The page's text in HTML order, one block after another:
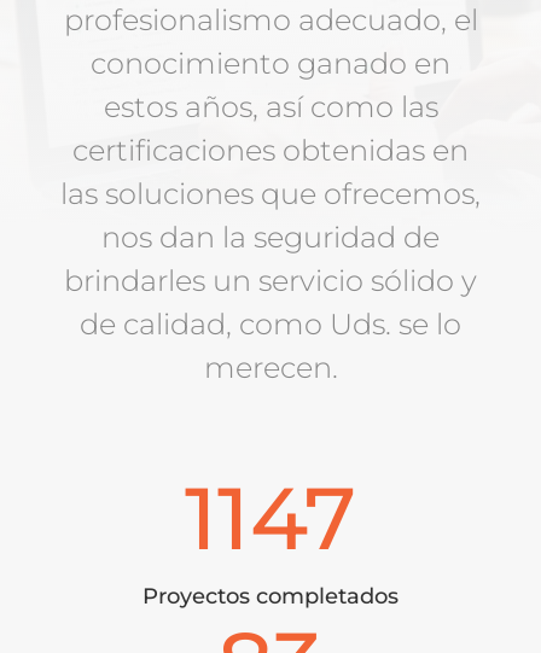
profesionalismo adecuado, el
conocimiento ganado en
estos años, así como las
certificaciones obtenidas en
las soluciones que ofrecemos,
nos dan la seguridad de
brindarles un servicio sólido y
de calidad, como Uds. se lo
merecen.
1147
Proyectos completados